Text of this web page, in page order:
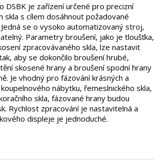
DSBK je zařízení určené pro precizní
skla s cílem dosáhnout požadované
se o vysoko automatizovaný stroj,
Parametry broušení, jako je tloušťka,
zpracovávaného skla, lze nastavit
aby se dokončilo broušení hrubé,
skosené hrany a broušení spodní hrany
Je vhodný pro fázování krásných a
nábytku, řemeslnického skla,
skla, fázované hrany budou
Rychlost zpracování je nastavitelná a
displeje je jednoduché.